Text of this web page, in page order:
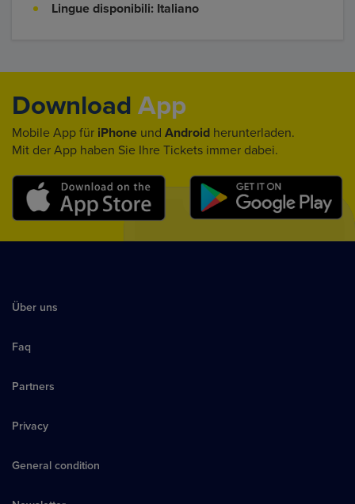
Lingue disponibili: Italiano
Download App
Mobile App für iPhone und Android herunterladen.
Mit der App haben Sie Ihre Tickets immer dabei.
Über uns
Faq
Partners
Privacy
General condition